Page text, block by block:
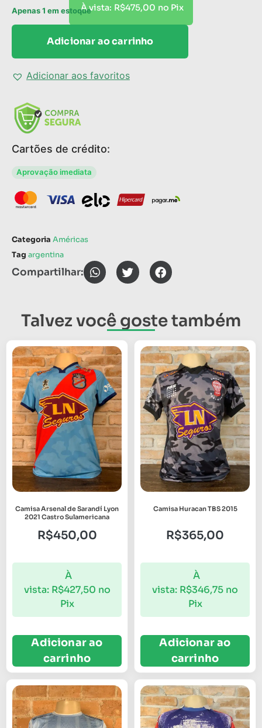
À vista: R$475,00 no Pix
Apenas 1 em estoque
Adicionar ao carrinho
Adicionar aos favoritos
Cartões de crédito:
Aprovação imediata
Categoria Américas
Tag argentina
Compartilhar:
Talvez você goste também
Camisa Arsenal de Sarandí Lyon
2021 Castro Sulamericana
R$450,00
À
vista: R$427,50 no
Pix
Adicionar ao
carrinho
Camisa Huracan TBS 2015
R$365,00
À
vista: R$346,75 no
Pix
Adicionar ao
carrinho